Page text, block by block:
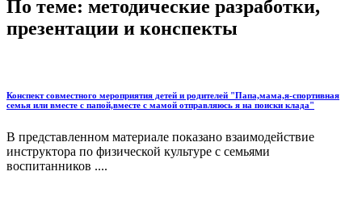
По теме: методические разработки,
презентации и конспекты
Конспект совместного мероприятия детей и родителей "Папа,мама,я-спортивная
семья или вместе с папой,вместе с мамой отправляюсь я на поиски клада"
В представленном материале показано взаимодействие
инструктора по физической культуре с семьями
воспитанников ....